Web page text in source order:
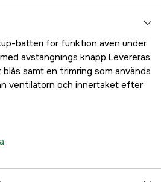
batteri för funktion även under
avstängnings knapp.Levereras
samt en trimring som används
ventilatorn och innertaket efter